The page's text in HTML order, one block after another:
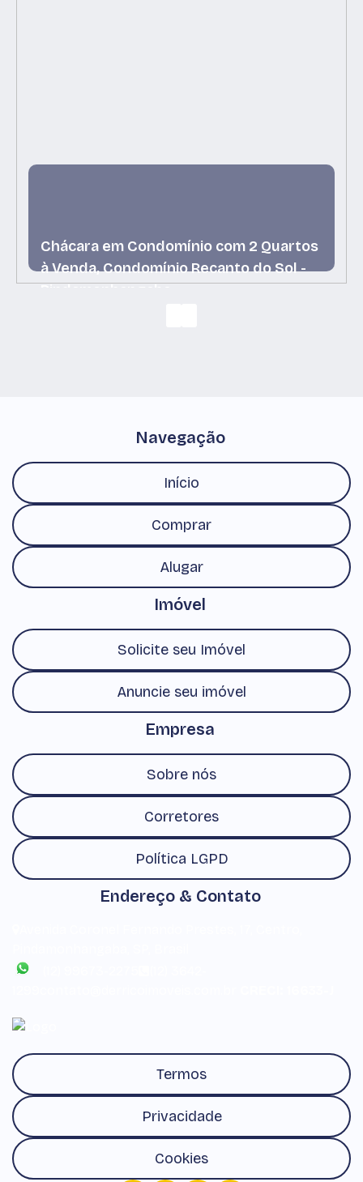
Chácara em Condomínio com 2 Quartos
à Venda, Condomínio Recanto do Sol -
Navegação
Início
Comprar
Alugar
Imóvel
Solicite seu Imóvel
Anuncie seu imóvel
Empresa
Sobre nós
Corretores
Política LGPD
Endereço & Contato
Termos
Privacidade
Cookies